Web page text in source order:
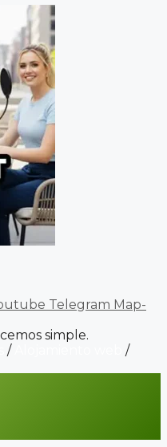
Telegram Map-
simple.
/
/